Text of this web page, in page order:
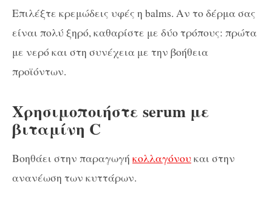
Επιλέξτε κρεμώδεις υφές η balms. Αν το δέρμα σας
είναι πολύ ξηρό, καθαρίστε με δύο τρόπους: πρώτα
με νερό και στη συνέχεια με την βοήθεια
προϊόντων.
Χρησιμοποιήστε serum με
βιταμίνη C
Βοηθάει στην παραγωγή κολλαγόνου και στην
ανανέωση των κυττάρων.